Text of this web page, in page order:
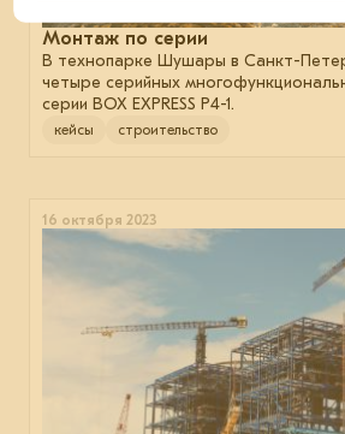
Монтаж по серии
В технопарке Шушары в Санкт-
четыре серийных
серии BOX EXPRESS P4-1.
кейсы строительство
16 октября 2023